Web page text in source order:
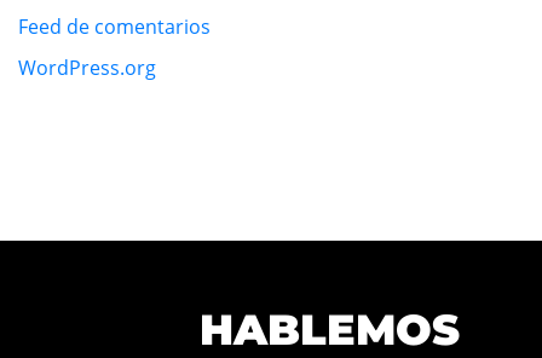
Feed de comentarios
WordPress.org
HABLEMOS